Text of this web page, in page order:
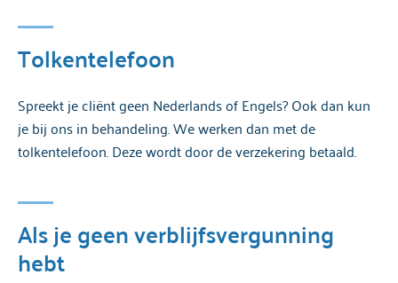
Tolkentelefoon
Spreekt je cliënt geen Nederlands of Engels? Ook dan kun
je bij ons in behandeling. We werken dan met de
tolkentelefoon. Deze wordt door de verzekering betaald.
Als je geen verblijfsvergunning
hebt